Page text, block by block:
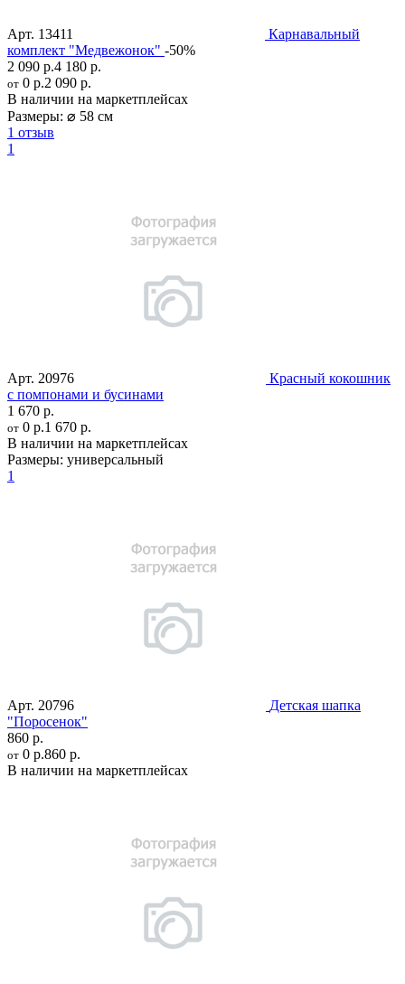
Арт. 13411
Карнавальный
комплект "Медвежонок" -50%
2 090 р.4 180 р.
от 0 р.2 090 р.
В наличии на маркетплейсах
Размеры: ⌀ 58 см
1 отзыв
1
Арт. 20976
Красный кокошник
с помпонами и бусинами
1 670 р.
от 0 р.1 670 р.
В наличии на маркетплейсах
Размеры: универсальный
1
Арт. 20796
Детская шапка
"Поросенок"
860 р.
от 0 р.860 р.
В наличии на маркетплейсах